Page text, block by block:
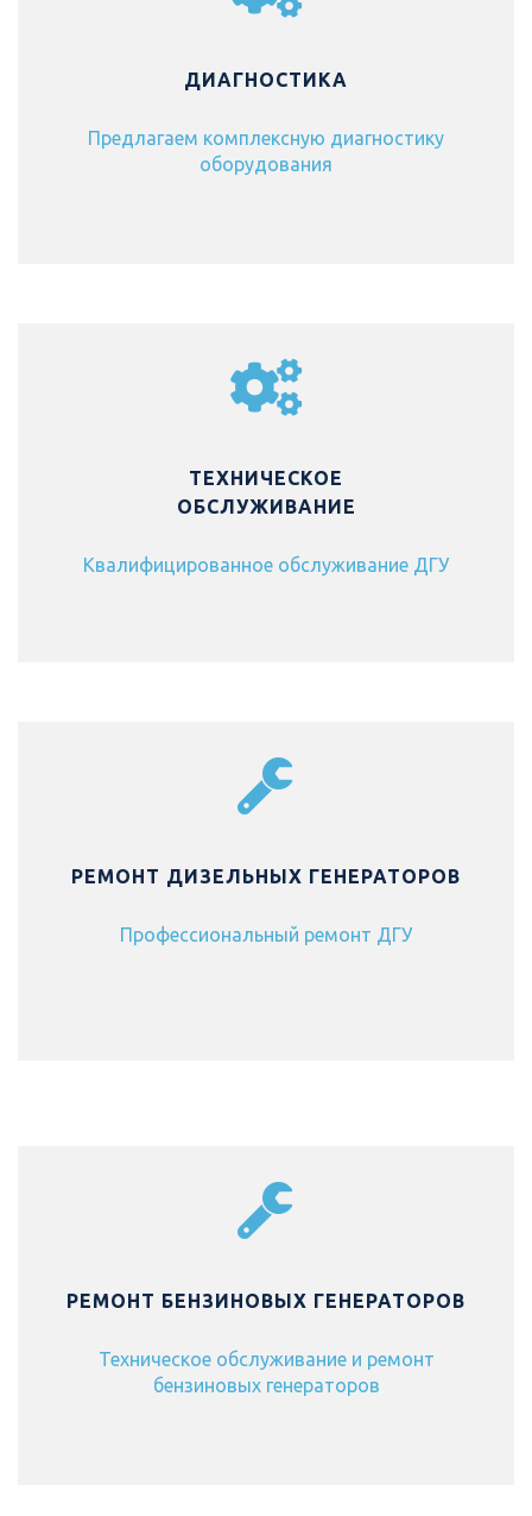
ДИАГНОСТИКА
Предлагаем комплексную диагностику
оборудования
ТЕХНИЧЕСКОЕ
ОБСЛУЖИВАНИЕ
Квалифицированное обслуживание ДГУ
РЕМОНТ ДИЗЕЛЬНЫХ ГЕНЕРАТОРОВ
Профессиональный ремонт ДГУ
РЕМОНТ БЕНЗИНОВЫХ ГЕНЕРАТОРОВ
Техническое обслуживание и ремонт
бензиновых генераторов